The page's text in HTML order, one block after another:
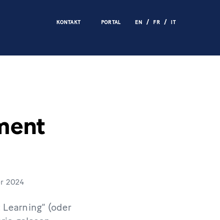
KONTAKT PORTAL EN FR IT
2024
(oder